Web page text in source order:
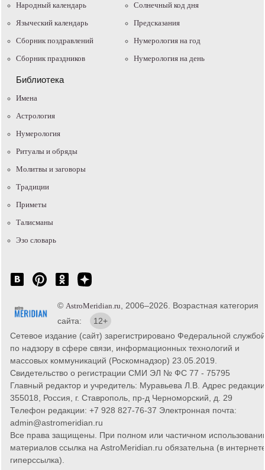
Народный календарь
Языческий календарь
Сборник поздравлений
Сборник праздников
Солнечный код дня
Предсказания
Нумерология на год
Нумерология на день
Библиотека
Имена
Астрология
Нумерология
Ритуалы и обряды
Молитвы и заговоры
Традиции
Приметы
Талисманы
Эзо словарь
© AstroMeridian.ru, 2006–2026. Возрастная категория
сайта:
12+
Сетевое издание (сайт) зарегистрировано Федеральной службой
по надзору в сфере связи, информационных технологий и
массовых коммуникаций (Роскомнадзор) 23.05.2019.
Свидетельство о регистрации СМИ ЭЛ № ФС 77 - 75795
Главный редактор и учредитель: Муравьева Л.В. Адрес
355018, Россия, г. Ставрополь, пр-д Черноморский, д. 29
Телефон редакции: +7 928 827-76-37 Электронная почта:
admin@astromeridian.ru
Все права защищены. При полном или частичном
материалов ссылка на AstroMeridian.ru обязательна (в
гиперссылка).